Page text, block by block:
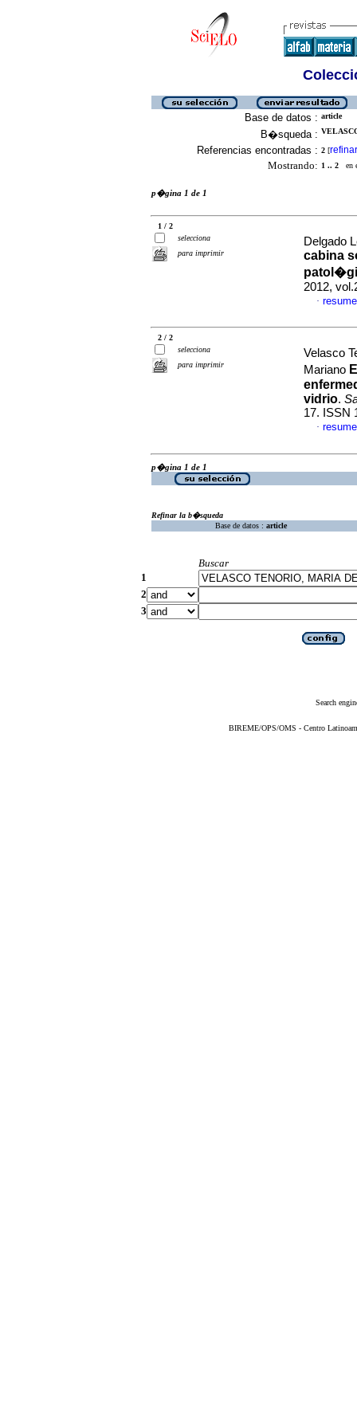
Base de datos : article
B�squeda :
Referencias encontradas : 2 [refinar
Mostrando: 1 .. 2 en
p�gina 1 de 1
1 / 2
selecciona
para imprimir
Delgado
cabina
2012,
·
2 / 2
selecciona
para imprimir
Velasco
Mariano
vidrio.
17. ISSN
·
p�gina 1 de 1
Refinar la b�squeda
Base de datos : article
Buscar
1
2
3
Search
BIREME/OPS/OMS - Centro